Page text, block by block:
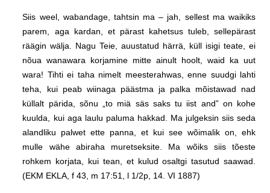
Siis weel, wabandage, tahtsin ma – jah, sellest ma waikiks
parem, aga kardan, et pärast kahetsus tuleb, sellepärast
räägin wälja. Nagu Teie, auustatud härrä, küll isigi teate, ei
nõua wanawara korjamine mitte ainult hoolt, waid ka uut
wara! Tihti ei taha nimelt meesterahwas, enne suudgi lahti
teha, kui peab wiinaga päästma ja palka mõistawad nad
küllalt pärida, sõnu „to miä säs saks tu iist and” on kohe
kuulda, kui aga laulu paluma hakkad. Ma julgeksin siis seda
alandliku palwet ette panna, et kui see wõimalik on, ehk
mulle wähe abiraha muretseksite. Ma wõiks siis tõeste
rohkem korjata, kui tean, et kulud osaltgi tasutud saawad.
(EKM EKLA, f 43, m 17:51, l 1/2p, 14. VI 1887)